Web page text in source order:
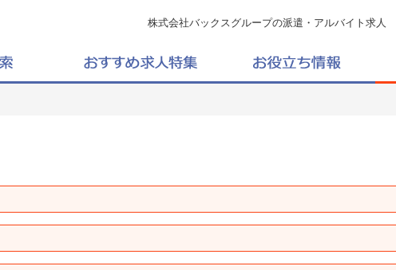
株式会社バックスグループの派遣・アルバイト求人